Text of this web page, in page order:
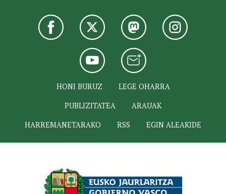
HONI BURUZ
LEGE OHARRA
PUBLIZITATEA
ARAUAK
HARREMANETARAKO
RSS EGIN ALEAKIDE